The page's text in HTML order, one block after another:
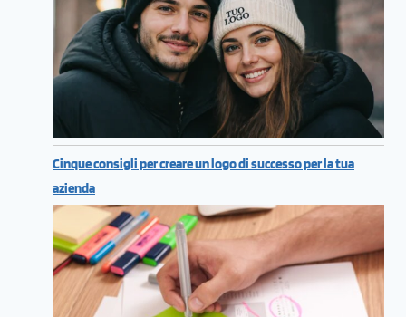
Cinque consigli per creare un logo di successo per la tua
azienda